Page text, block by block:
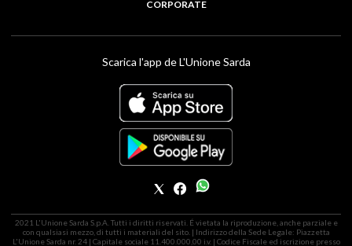
CORPORATE
Scarica l'app de L'Unione Sarda
2021 L'Unione Sarda S.p.A. Tutti i diritti riservati. É vietata la riproduzione, anche parziale e
con qualsiasi mezzo, di tutti i materiali del sito. | Indirizzo della Sede Legale: Piazzetta
L'Unione Sarda nr. 24 | Capitale sociale 11.400.000,00 i.v. | Codice Fiscale ed iscrizione presso